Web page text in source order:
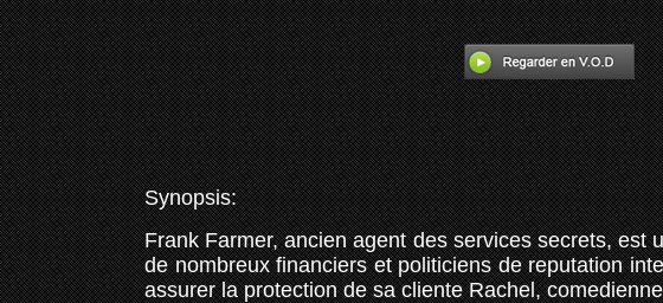
Synopsis:
Frank Farmer, ancien agent des services secrets,
de nombreux financiers et politiciens de reputation
assurer la protection de sa cliente Rachel,